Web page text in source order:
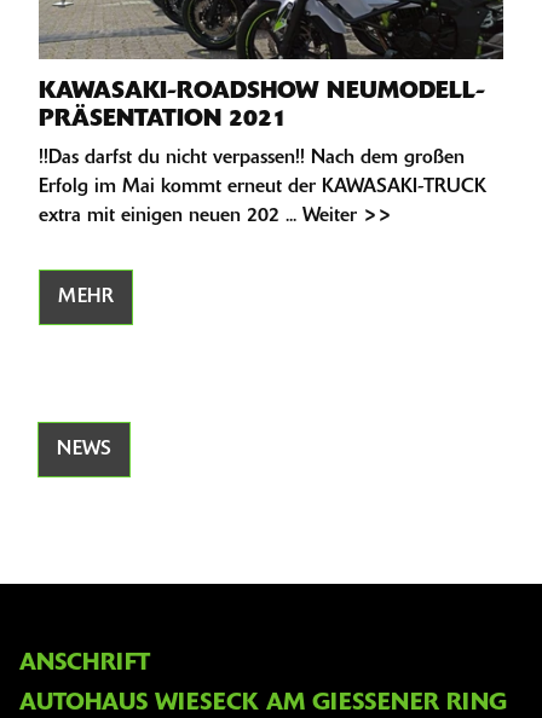
KAWASAKI-ROADSHOW NEUMODELL-
PRÄSENTATION 2021
!!Das darfst du nicht verpassen!! Nach dem großen
Erfolg im Mai kommt erneut der KAWASAKI-TRUCK
extra mit einigen neuen 202 ... Weiter >>
MEHR
NEWS
ANSCHRIFT
AUTOHAUS WIESECK AM GIESSENER RING G